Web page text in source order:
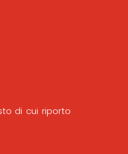
di cui riporto